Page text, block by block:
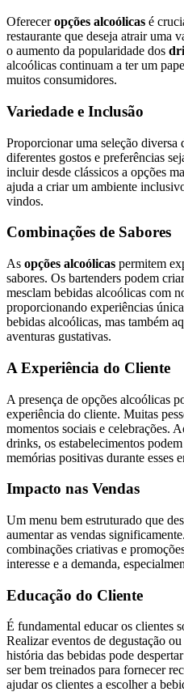
Ofereceropções alcoólicas é
restaurante que deseja atrair uma
o aumento da popularidade dos
alcoólicas continuam a ter um
muitos consumidores.
Variedade e Inclusão
Proporcionar uma seleção diversa
diferentes gostos e preferências
incluir desde clássicos a opções
ajuda a criar um ambiente
vindos.
Combinações de Sabores
As opções alcoólicas permitem
sabores. Os bartenders podem
mesclam bebidas alcoólicas com
proporcionando experiências
bebidas alcoólicas, mas também
aventuras gustativas.
A Experiência do Cliente
A presença de opções alcoólicas
experiência do cliente. Muitas
momentos sociais e celebrações.
drinks, os estabelecimentos
memórias positivas durante esses
Impacto nas Vendas
Um menu bem estruturado que
aumentar as vendas
combinações criativas e
interesse e a demanda,
Educação do Cliente
É fundamental educar os clientes
Realizar eventos de degustação
história das bebidas pode
ser bem treinados para fornecer
ajudar os clientes a escolher a